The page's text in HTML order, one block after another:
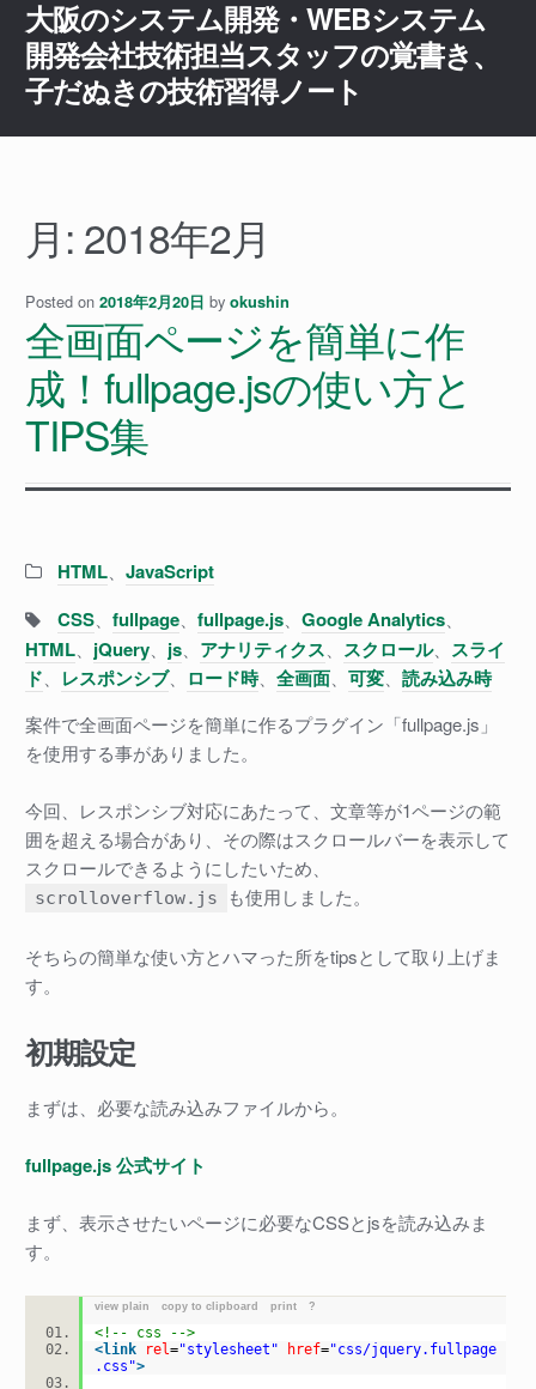
ナ
ビ
ゲ
ー
ス
ッ
プ
コ
ン
テ
ン
ッ
大阪のシステム開発・WEBシステム
開発会社技術担当スタッフの覚書き、
子だぬきの技術習得ノート
月: 2018年2月
Posted on 2018年2月20日 by okushin
全画面ページを簡単に作
成！fullpage.jsの使い方と
TIPS集
Categories:
HTML、 JavaScript
Tags:
CSS、 fullpage、 fullpage.js、 Google Analytics、
HTML、 jQuery、 js、 アナリティクス スクロール、 スライ
ド
レスポンシブ、 ロード時、 全画面、 可変、 読み込み時
案件で全画面ページを簡単に作るプラグイン「fullpage.js」
を使用する事がありました。
今回、レスポンシブ対応にあたって、文章等が1ページの範
囲を超える場合があり、その際はスクロールバーを表示して
スクロールできるようにしたいため、
scrolloverflow.js も使用しました。
そちらの簡単な使い方とハマった所をtipsとして取り上げま
す。
初期設定
まずは、必要な読み込みファイルから。
fullpage.js 公式サイト
まず、表示させたいページに必要なCSSとjsを読み込みま
す。
view plain copy to clipboard print ?
<!-- css -->
<link rel="stylesheet" href="css/jquery.fullpage
.css">